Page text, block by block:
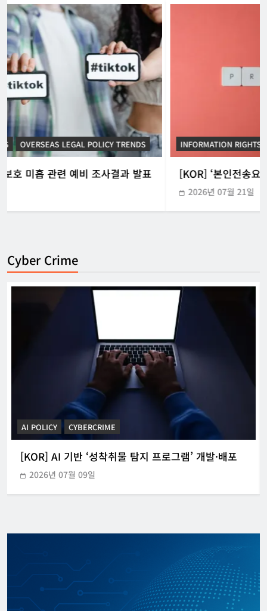
[USA] 백악관, 제네시스 미션에 50억 달
러 이상 지원
강철하 선임기자
[OECD] 노동 시장에서 AI 관련 최근 정
책 동향
디지털주리스트 2026년 07월 27일
0
INFORMATION RIGHTS KOREAN ICT POLICY TRENDS
[KOR] ‘본인전송요구권’ 사전협의 지원 시범운영
Cyber Crime
CYBERCRIME POLICE INVESTIGATION ANNOUNCEMENT
[KOR] 3대 참사 허위정보 퍼뜨린 피의자 구속
2026년 05월 31일